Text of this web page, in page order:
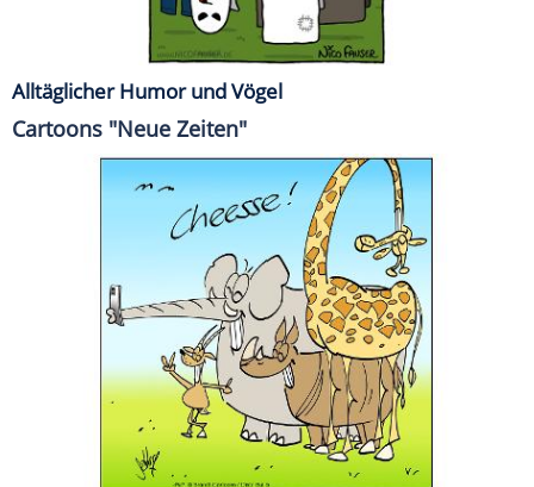
Alltäglicher Humor und Vögel
Cartoons "Neue Zeiten"